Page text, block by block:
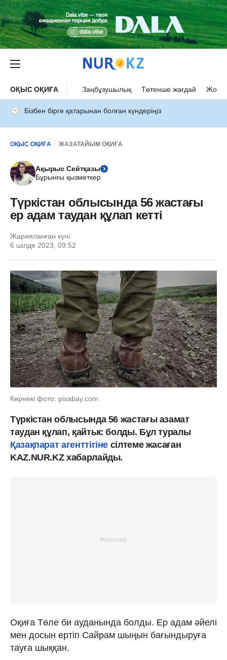
ОҚЫС ОҚИҒА Заңбұзушылық Төтенше жағдай Жол
Бізбен бірге қатарынан болған күндеріңіз
ОҚЫС ОҚИҒА ЖАЗАТАЙЫМ ОҚИҒА
Ақырыс Сейтқазы
Бұрынғы қызметкер
Түркістан облысында 56 жастағы
ер адам таудан құлап кетті
Жарияланған күні:
6 шілде 2023, 09:52
Көрнекі фото: pixabay.com
Түркістан облысында 56 жастағы азамат
таудан құлап, қайтыс болды. Бұл туралы
Қазақпарат агенттігіне сілтеме жасаған
KAZ.NUR.KZ хабарлайды.
Оқиға Төле би ауданында болды. Ер адам әйелі
мен досын ертіп Сайрам шыңын бағындыруға
тауға шыққан.